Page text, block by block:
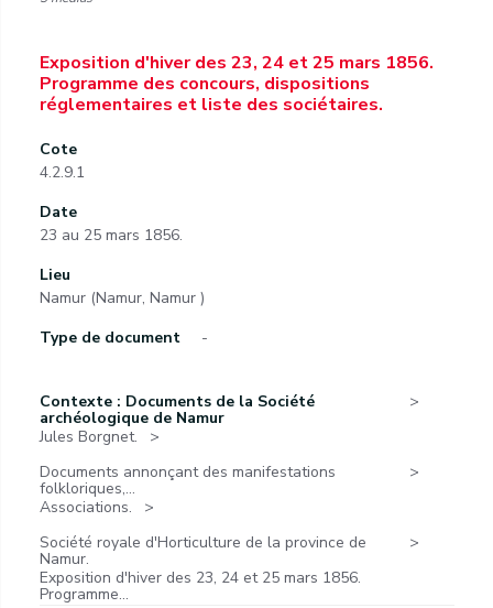
Exposition d'hiver des 23, 24 et 25 mars 1856.
Programme des concours, dispositions
réglementaires et liste des sociétaires.
Cote
4.2.9.1
Date
23 au 25 mars 1856.
Lieu
Namur (Namur, Namur )
Type de document
-
Contexte : Documents de la Société
archéologique de Namur
Jules Borgnet.
Documents annonçant des manifestations
folkloriques,...
Associations.
Société royale d'Horticulture de la province de
Namur.
Exposition d'hiver des 23, 24 et 25 mars 1856.
Programme...